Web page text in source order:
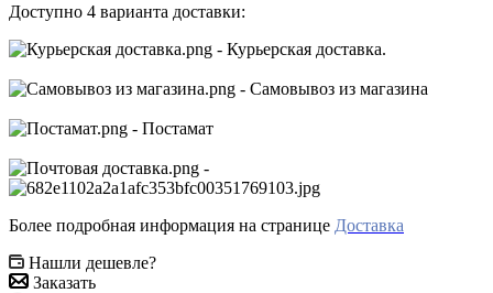
Доступно 4 варианта доставки:
- Курьерская доставка.
- Самовывоз из магазина
- Постамат
-
Более подробная информация на странице Доставка
Нашли дешевле?
Заказать